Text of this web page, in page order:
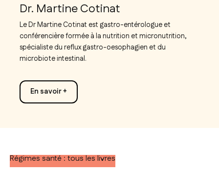
Dr. Martine Cotinat
Le Dr Martine Cotinat est gastro-entérologue et
conférencière formée à la nutrition et micronutrition,
spécialiste du reflux gastro-oesophagien et du
microbiote intestinal.
En savoir +
Régimes santé : tous les livres